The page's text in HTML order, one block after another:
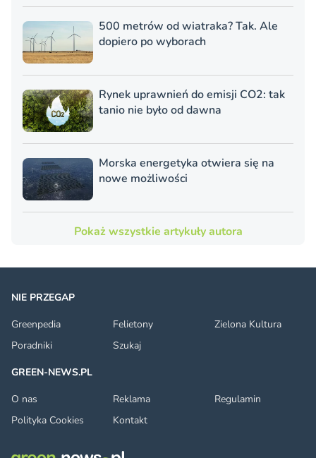
500 metrów od wiatraka? Tak. Ale
dopiero po wyborach
Rynek uprawnień do emisji CO2: tak
tanio nie było od dawna
Morska energetyka otwiera się na
nowe możliwości
Pokaż wszystkie artykuły autora
NIE PRZEGAP
Greenpedia
Felietony
Zielona Kultura
Poradniki
Szukaj
GREEN-NEWS.PL
O nas
Reklama
Regulamin
Polityka Cookies
Kontakt